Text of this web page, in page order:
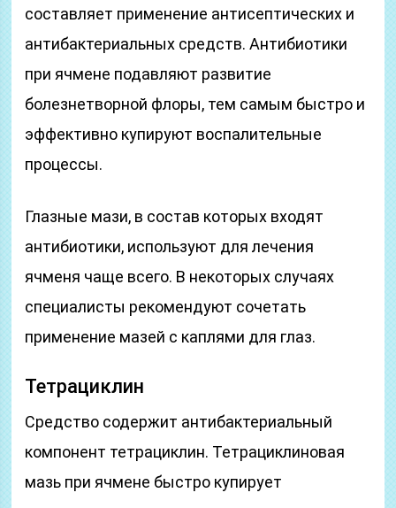
составляет применение антисептических и
антибактериальных средств. Антибиотики
при ячмене подавляют развитие
болезнетворной флоры, тем самым быстро и
эффективно купируют воспалительные
процессы.
Глазные мази, в состав которых входят
антибиотики, используют для лечения
ячменя чаще всего. В некоторых случаях
специалисты рекомендуют сочетать
применение мазей с каплями для глаз.
Тетрациклин
Средство содержит антибактериальный
компонент тетрациклин. Тетрациклиновая
мазь при ячмене быстро купирует